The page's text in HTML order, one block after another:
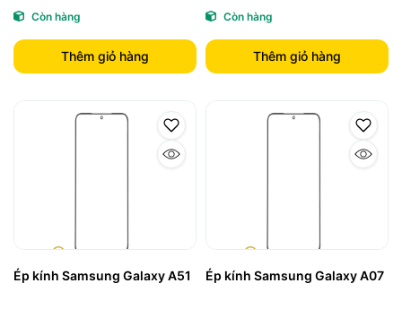
Còn hàng
Thêm giỏ hàng
Còn hàng
Thêm giỏ hàng
Ép kính Samsung Galaxy A51 Ép kính Samsung Galaxy A07